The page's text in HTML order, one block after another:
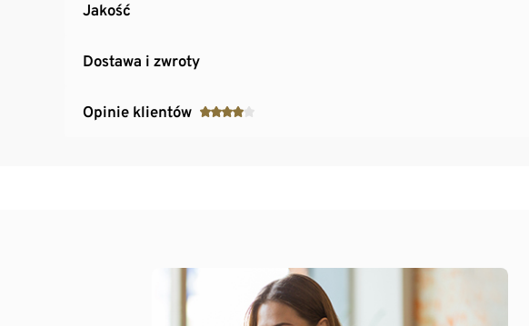
Jakość
Dostawa i zwroty
Opinie klientów